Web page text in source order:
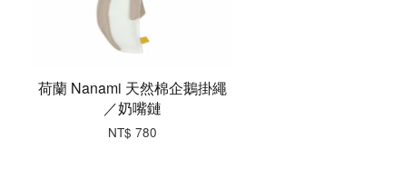
荷蘭 Nanami 天然棉企鵝掛繩
／奶嘴鏈
NT$ 780